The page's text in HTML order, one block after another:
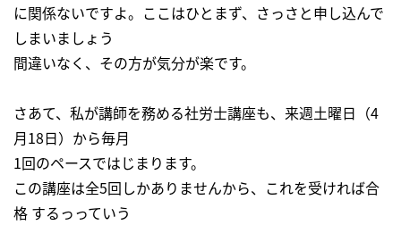
に関係ないですよ。ここはひとまず、さっさと申し込んで
しまいましょう
間違いなく、その方が気分が楽です。
さあて、私が講師を務める社労士講座も、来週土曜日（4
月18日）から毎月
1回のペースではじまります。
この講座は全5回しかありませんから、これを受ければ合
格 するっっていう